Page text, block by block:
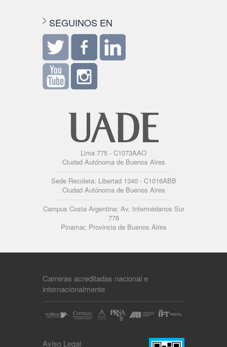
SEGUINOS EN
Lima 775 - C1073AAO
Ciudad Autónoma de Buenos Aires
Sede Recoleta: Libertad 1340 - C1016ABB
Ciudad Autónoma de Buenos Aires
Campus Costa Argentina: Av. Intermédanos Sur
776
Pinamar, Provincia de Buenos Aires
Carreras acreditadas nacional e
internacionalmente
Aviso Legal